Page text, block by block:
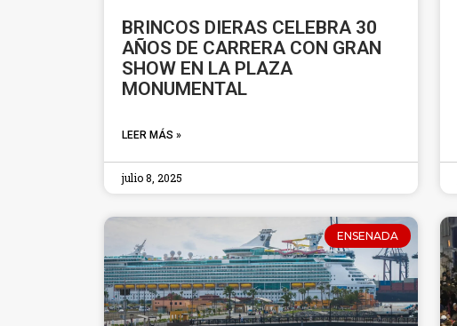
BRINCOS DIERAS CELEBRA 30
AÑOS DE CARRERA CON GRAN
SHOW EN LA PLAZA
MONUMENTAL
LEER MÁS »
julio 8, 2025
ENSENADA